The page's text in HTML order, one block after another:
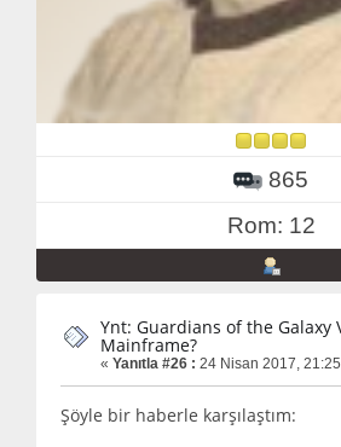
865
Rom: 12
Ynt: Guardians of the Galaxy
Mainframe?
« Yanıtla #26 : 24 Nisan 2017,
Şöyle bir haberle karşılaştım: